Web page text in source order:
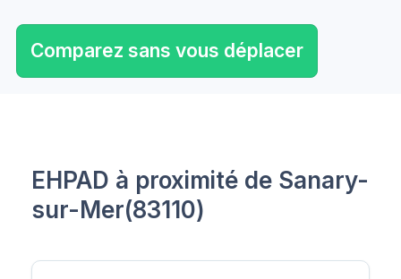
Comparez sans vous déplacer
EHPAD à proximité de Sanary-
sur-Mer(83110)